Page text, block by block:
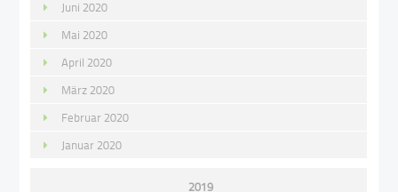
Juni 2020
Mai 2020
April 2020
März 2020
Februar 2020
Januar 2020
2019